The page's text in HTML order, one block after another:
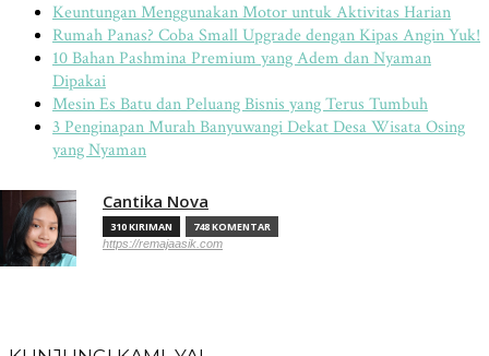
Keuntungan Menggunakan Motor untuk Aktivitas Harian
Rumah Panas? Coba Small Upgrade dengan Kipas Angin Yuk!
10 Bahan Pashmina Premium yang Adem dan Nyaman
Dipakai
Mesin Es Batu dan Peluang Bisnis yang Terus Tumbuh
3 Penginapan Murah Banyuwangi Dekat Desa Wisata Osing
yang Nyaman
Cantika Nova
310 KIRIMAN 748 KOMENTAR
https://remajaasik.com